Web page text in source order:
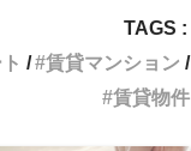
TAGS :
賃貸マンション
賃貸物件